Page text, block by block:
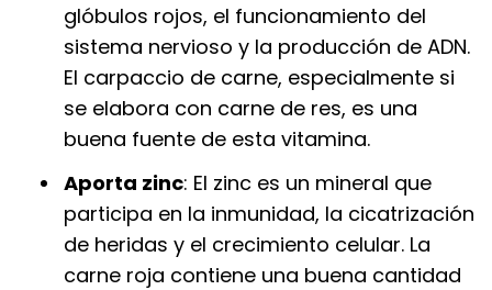
glóbulos rojos, el funcionamiento del
sistema nervioso y la producción de ADN.
El carpaccio de carne, especialmente si
se elabora con carne de res, es una
buena fuente de esta vitamina.
Aporta zinc: El zinc es un mineral que
participa en la inmunidad, la cicatrización
de heridas y el crecimiento celular. La
carne roja contiene una buena cantidad